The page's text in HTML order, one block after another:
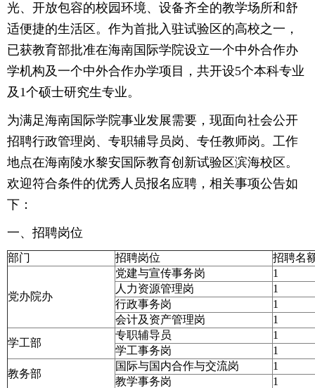
光、开放包容的校园环境、设备齐全的教学场所和舒
适便捷的生活区。作为首批入驻试验区的高校之一，
已获教育部批准在海南国际学院设立一个中外合作办
学机构及一个中外合作办学项目，共开设5个本科专业
及1个硕士研究生专业。
为满足海南国际学院事业发展需要，现面向社会公开
招聘行政管理岗、专职辅导员岗、专任教师岗。工作
地点在海南陵水黎安国际教育创新试验区滨海校区。
欢迎符合条件的优秀人员报名应聘，相关事项公告如
下：
一、招聘岗位
部门 招聘岗位 招聘名
党办院办
党建与宣传事务岗
1
人力资源管理岗
1
行政事务岗
1
会计及资产管理岗
1
学工部
专职辅导员
1
学工事务岗
1
教务部
国际与国内合作与交流岗
1
教学事务岗
1